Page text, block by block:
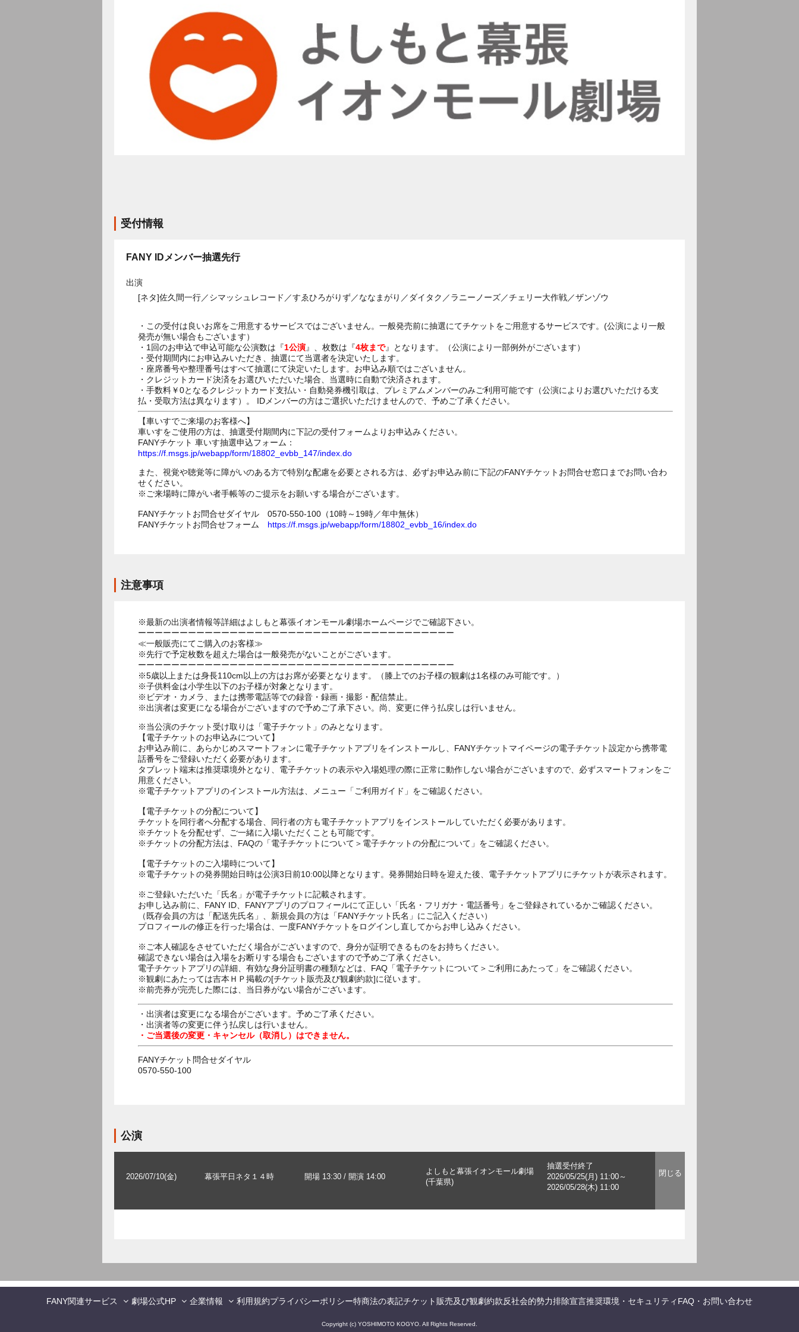
受付情報
FANY IDメンバー抽選先行
出演
[ネタ]佐久間一行／シマッシュレコード／すゑひろがりず／ななまがり／ダイタク／ラニーノーズ／チェリー大作戦／ザンゾウ
・この受付は良いお席をご用意するサービスではございません。一般発売前に抽選にてチケットをご用意するサービスです。(公演により一般
発売が無い場合もございます）
・1回のお申込で申込可能な公演数は『1公演』、枚数は『4枚まで』となります。（公演により一部例外がございます）
・受付期間内にお申込みいただき、抽選にて当選者を決定いたします。
・座席番号や整理番号はすべて抽選にて決定いたします。お申込み順ではございません。
・クレジットカード決済をお選びいただいた場合、当選時に自動で決済されます。
・手数料￥0となるクレジットカード支払い・自動発券機引取は、プレミアムメンバーのみご利用可能です（公演によりお選びいただける支
払・受取方法は異なります）。 IDメンバーの方はご選択いただけませんので、予めご了承ください。
【車いすでご来場のお客様へ】
車いすをご使用の方は、抽選受付期間内に下記の受付フォームよりお申込みください。
FANYチケット 車いす抽選申込フォーム：
https://f.msgs.jp/webapp/form/18802_evbb_147/index.do
また、視覚や聴覚等に障がいのある方で特別な配慮を必要とされる方は、必ずお申込み前に下記のFANYチケットお問合せ窓口までお問い合わ
せください。
※ご来場時に障がい者手帳等のご提示をお願いする場合がございます。
FANYチケットお問合せダイヤル 0570-550-100（10時～19時／年中無休）
FANYチケットお問合せフォーム https://f.msgs.jp/webapp/form/18802_evbb_16/index.do
注意事項
※最新の出演者情報等詳細はよしもと幕張イオンモール劇場ホームページでご確認下さい。
ーーーーーーーーーーーーーーーーーーーーーーーーーーーーーーーーーーーーーー
≪一般販売にてご購入のお客様≫
※先行で予定枚数を超えた場合は一般発売がないことがございます。
ーーーーーーーーーーーーーーーーーーーーーーーーーーーーーーーーーーーーーー
※5歳以上または身長110cm以上の方はお席が必要となります。（膝上でのお子様の観劇は1名様のみ可能です。）
※子供料金は小学生以下のお子様が対象となります。
※ビデオ・カメラ、または携帯電話等での録音・録画・撮影・配信禁止。
※出演者は変更になる場合がございますので予めご了承下さい。尚、変更に伴う払戻しは行いません。
※当公演のチケット受け取りは「電子チケット」のみとなります。
【電子チケットのお申込みについて】
お申込み前に、あらかじめスマートフォンに電子チケットアプリをインストールし、FANYチケットマイページの電子チケット設定から携帯電
話番号をご登録いただく必要があります。
タブレット端末は推奨環境外となり、電子チケットの表示や入場処理の際に正常に動作しない場合がございますので、必ずスマートフォンをご
用意ください。
※電子チケットアプリのインストール方法は、メニュー「ご利用ガイド」をご確認ください。
【電子チケットの分配について】
チケットを同行者へ分配する場合、同行者の方も電子チケットアプリをインストールしていただく必要があります。
※チケットを分配せず、ご一緒に入場いただくことも可能です。
※チケットの分配方法は、FAQの「電子チケットについて＞電子チケットの分配について」をご確認ください。
【電子チケットのご入場時について】
※電子チケットの発券開始日時は公演3日前10:00以降となります。発券開始日時を迎えた後、電子チケットアプリにチケットが表示されます。
※ご登録いただいた「氏名」が電子チケットに記載されます。
お申し込み前に、FANY ID、FANYアプリのプロフィールにて正しい「氏名・フリガナ・電話番号」をご登録されているかご確認ください。
（既存会員の方は「配送先氏名」、新規会員の方は「FANYチケット氏名」にご記入ください）
プロフィールの修正を行った場合は、一度FANYチケットをログインし直してからお申し込みください。
※ご本人確認をさせていただく場合がございますので、身分が証明できるものをお持ちください。
確認できない場合は入場をお断りする場合もございますので予めご了承ください。
電子チケットアプリの詳細、有効な身分証明書の種類などは、FAQ「電子チケットについて＞ご利用にあたって」をご確認ください。
※観劇にあたっては吉本ＨＰ掲載の[チケット販売及び観劇約款]に従います。
※前売券が完売した際には、当日券がない場合がございます。
・出演者は変更になる場合がございます。予めご了承ください。
・出演者等の変更に伴う払戻しは行いません。
・ご当選後の変更・キャンセル（取消し）はできません。
FANYチケット問合せダイヤル
0570-550-100
公演
2026/07/10(金) 幕張平日ネタ１４時 開場 13:30 / 開演 14:00
よしもと幕張イオンモール劇場
(千葉県)
抽選受付終了
2026/05/25(月) 11:00～
2026/05/28(木) 11:00
FANY関連サービス 劇場公式HP 企業情報 利用規約プライバシーポリシー特商法の表記チケット販売及び観劇約款反社会的勢力排除宣言推奨環境・セキュリティ FAQ・お問い合わせ
Copyright (c) YOSHIMOTO KOGYO. All Rights Reserved.